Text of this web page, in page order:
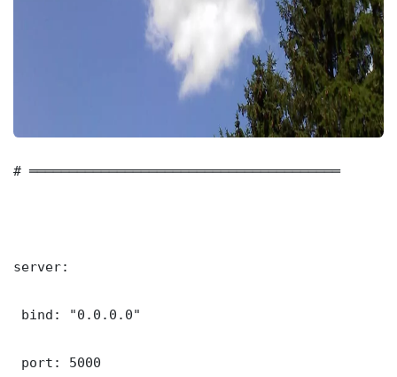
# ═══════════════════════════════════════
server:
bind: "0.0.0.0"
port: 5000